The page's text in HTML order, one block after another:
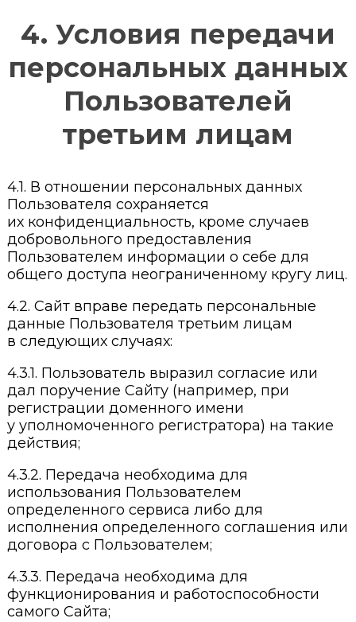
4. Условия передачи
персональных данных
Пользователей
третьим лицам
4.1. В отношении персональных данных
Пользователя сохраняется
их конфиденциальность, кроме случаев
добровольного предоставления
Пользователем информации о себе для
общего доступа неограниченному кругу лиц.
4.2. Сайт вправе передать персональные
данные Пользователя третьим лицам
в следующих случаях:
4.3.1. Пользователь выразил согласие или
дал поручение Сайту (например, при
регистрации доменного имени
у уполномоченного регистратора) на такие
действия;
4.3.2. Передача необходима для
использования Пользователем
определенного сервиса либо для
исполнения определенного соглашения или
договора с Пользователем;
4.3.3. Передача необходима для
функционирования и работоспособности
самого Сайта;